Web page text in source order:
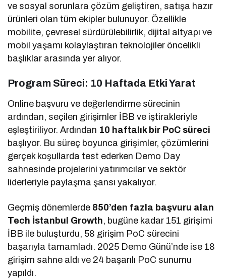
ve sosyal sorunlara çözüm geliştiren, satışa hazır
ürünleri olan tüm ekipler bulunuyor. Özellikle
mobilite, çevresel sürdürülebilirlik, dijital altyapı ve
mobil yaşamı kolaylaştıran teknolojiler öncelikli
başlıklar arasında yer alıyor.
Program Süreci: 10 Haftada Etki Yarat
Online başvuru ve değerlendirme sürecinin
ardından, seçilen girişimler İBB ve iştirakleriyle
eşleştiriliyor. Ardından 10 haftalık bir PoC süreci
başlıyor. Bu süreç boyunca girişimler, çözümlerini
gerçek koşullarda test ederken Demo Day
sahnesinde projelerini yatırımcılar ve sektör
liderleriyle paylaşma şansı yakalıyor.
Geçmiş dönemlerde 850’den fazla başvuru alan
Tech İstanbul Growth, bugüne kadar 151 girişimi
İBB ile buluşturdu, 58 girişim PoC sürecini
başarıyla tamamladı. 2025 Demo Günü’nde ise 18
girişim sahne aldı ve 24 başarılı PoC sunumu
yapıldı.